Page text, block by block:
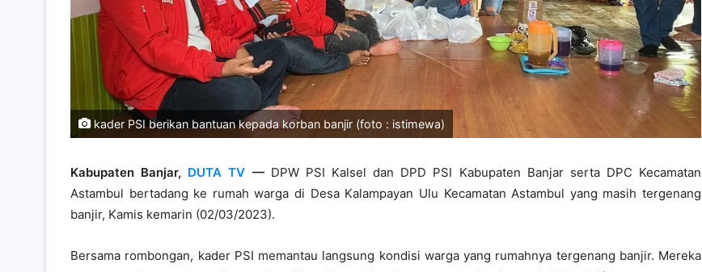
kader PSI berikan bantuan kepada korban banjir (foto : istimewa)
Kabupaten Banjar, DUTA TV — DPW PSI Kalsel dan DPD PSI Kabupaten Banjar serta DPC Kecamatan
Astambul bertadang ke rumah warga di Desa Kalampayan Ulu Kecamatan Astambul yang masih tergenang
banjir, Kamis kemarin (02/03/2023).
Bersama rombongan, kader PSI memantau langsung kondisi warga yang rumahnya tergenang banjir. Mereka